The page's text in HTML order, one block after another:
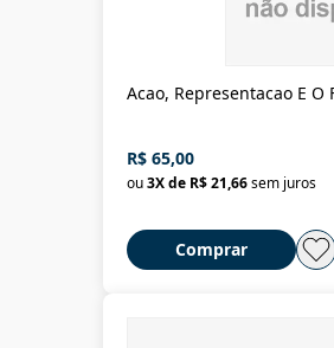
Acao, Representacao E
R$ 65,00
ou3X de R$ 21,66sem juros
Comprar